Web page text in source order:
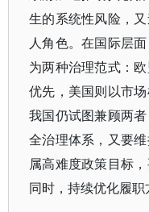
生的系统性风险，
人角色。在国际层
为两种治理范式：
优先，美国则以市
我国仍试图兼顾两
全治理体系，又要
属高难度政策目标
同时，持续优化履职